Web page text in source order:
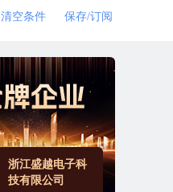
清空条件 保存/订阅
浙江盛越电子科
技有限公司